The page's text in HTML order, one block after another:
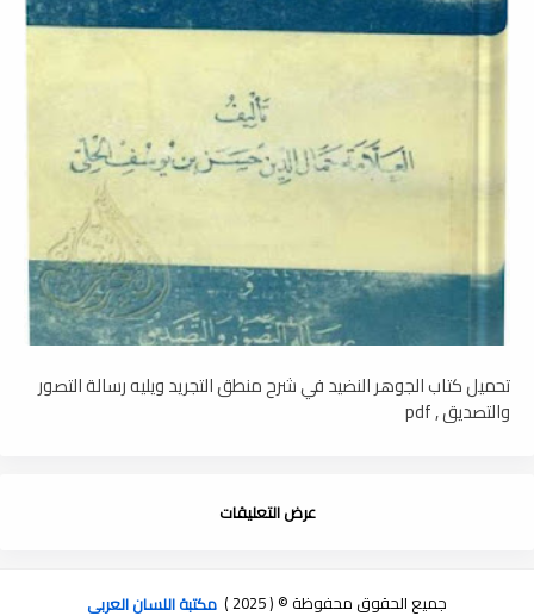
تحميل كتاب الجوهر النضيد في شرح منطق التجريد ويليه رسالة التصور
والتصديق , pdf
عرض التعليقات
جميع الحقوق محفوظة © ( 2025 ) مكتبة اللسان العربى